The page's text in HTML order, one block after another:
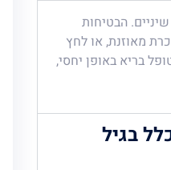
הבטיחות
מאוזנת, או לחץ
בריא באופן יחסי,
בגיל